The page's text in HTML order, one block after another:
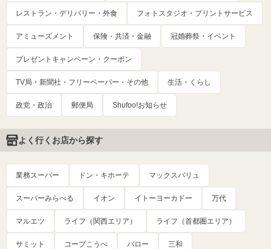
レストラン・デリバリー・外食 フォトスタジオ・プリントサービス
アミューズメント 保険・共済・金融 冠婚葬祭・イベント
プレゼントキャンペーン・クーポン
TV局・新聞社・フリーペーパー・その他 生活・くらし
政党・政治 郵便局 Shufoo!お知らせ
よく行くお店から探す
業務スーパー ドン・キホーテ マックスバリュ
スーパーみらべる イオン イトーヨーカドー 万代
マルエツ ライフ（関西エリア） ライフ（首都圏エリア）
サミット コープこうべ バロー 三和